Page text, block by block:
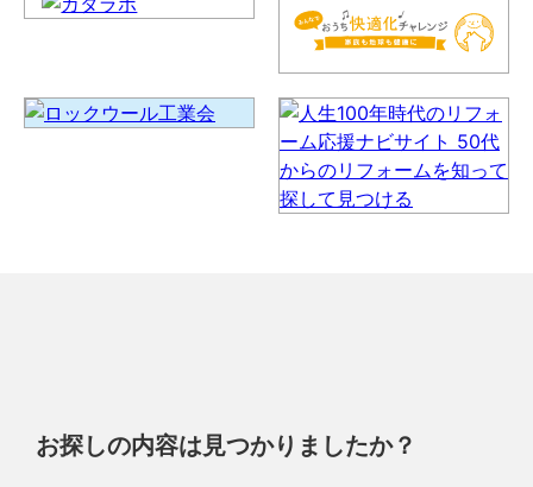
お探しの内容は見つかりましたか？